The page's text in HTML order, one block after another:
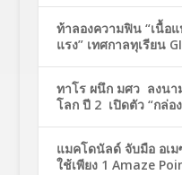
ท้าลองความฟิน “เนื้อ
แรง” เทศกาลทุเรียน
ทาโร ผนึก มศว ลงนา
โลก ปี 2 เปิดตัว “กล่อ
แมคโดนัลด์ จับมือ อเ
ใช้เพียง 1 Amaze